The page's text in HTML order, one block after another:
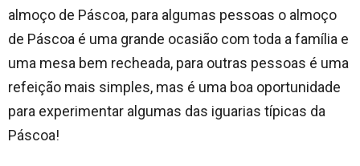
almoço de Páscoa, para algumas pessoas o almoço
de Páscoa é uma grande ocasião com toda a família e
uma mesa bem recheada, para outras pessoas é uma
refeição mais simples, mas é uma boa oportunidade
para experimentar algumas das iguarias típicas da
Páscoa!